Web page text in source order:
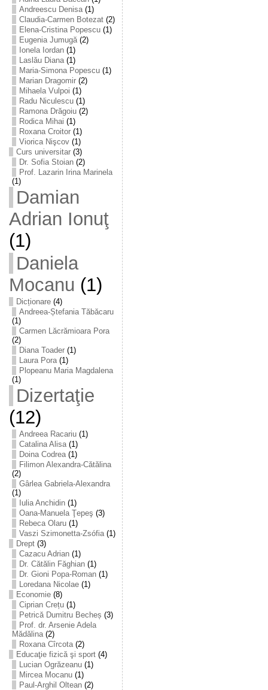
Andreescu Denisa(1)
Claudia-Carmen Botezat(2)
Elena-Cristina Popescu(1)
Eugenia Jumugă(2)
Ionela Iordan(1)
Laslău Diana(1)
Maria-Simona Popescu(1)
Marian Dragomir(2)
Mihaela Vulpoi (1)
Radu Niculescu(1)
Ramona Drăgoiu(2)
Rodica Mihai (1)
Roxana Croitor(1)
Viorica Nişcov(1)
Curs universitar(3)
Dr. Sofia Stoian(2)
Prof. Lazarin Irina Marinela
(1)
Damian
Adrian Ionuţ
(1)
Daniela
Mocanu (1)
Dicționare(4)
Andreea-Ștefania Tăbăcaru
(1)
Carmen Lăcrămioara Pora
(2)
Diana Toader(1)
Laura Pora(1)
Plopeanu Maria Magdalena
(1)
Dizertaţie
(12)
Andreea Racariu(1)
Catalina Alisa(1)
Doina Codrea(1)
Filimon Alexandra-Cătălina
(2)
Gârlea Gabriela-Alexandra
(1)
Iulia Anchidin(1)
Oana-Manuela Ţepeş (3)
Rebeca Olaru(1)
Vaszi Szimonetta-Zsófia(1)
Drept(3)
Cazacu Adrian(1)
Dr. Cătălin Făghian(1)
Dr. Gioni Popa-Roman(1)
Loredana Nicolae(1)
Economie(8)
Ciprian Crețu(1)
Petrică Dumitru Becheș (3)
Prof. dr. Arsenie Adela
Mădălina(2)
Roxana Cîrcota(2)
Educaţie fizică şi sport(4)
Lucian Ogrăzeanu(1)
Mircea Mocanu(1)
Paul-Arghil Oltean(2)